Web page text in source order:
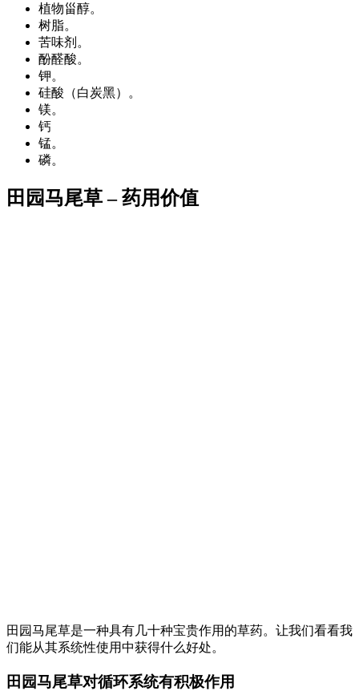
植物甾醇。
树脂。
苦味剂。
酚醛酸。
钾。
硅酸（白炭黑）。
镁。
钙
锰。
磷。
田园马尾草 – 药用价值
田园马尾草是一种具有几十种宝贵作用的草药。让我们看看我
们能从其系统性使用中获得什么好处。
田园马尾草对循环系统有积极作用